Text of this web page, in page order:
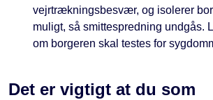
vejrtrækningsbesvær, og isolerer
muligt, så smittespredning undgås.
om borgeren skal testes for
Det er vigtigt at du som